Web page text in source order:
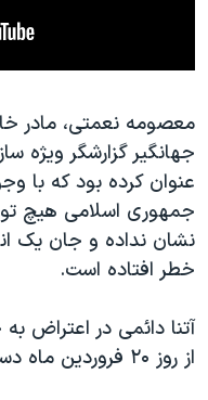
معصومه نعمتی، مادر
جهانگیر گزارشگر ویژه
عنوان کرده بود که با
جمهوری اسلامی هیچ
نشان نداده و جان یک
خطر افتاده است.
آتنا دائمی در اعتراض
از روز ۲۰ فروردین ماه دست به اعتصاب غذا زده است.